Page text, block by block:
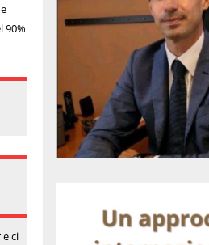
90%
ci